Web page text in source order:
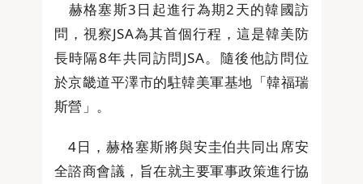
赫格塞斯3日起進行為期2天的韓國訪
問，視察JSA為其首個行程，這是韓美防
長時隔8年共同訪問JSA。隨後他訪問位
於京畿道平澤市的駐韓美軍基地「韓福瑞
斯營」。
4日，赫格塞斯將與安圭伯共同出席安
全諮商會議，旨在就主要軍事政策進行協